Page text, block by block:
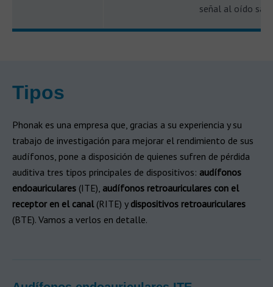
señal al oído
Tipos
Phonak es una empresa que, gracias a su experiencia y su
trabajo de investigación para mejorar el rendimiento de sus
audífonos, pone a disposición de quienes sufren de pérdida
auditiva tres tipos principales de dispositivos: audífonos
endoauriculares (ITE), audífonos retroauriculares con el
receptor en el canal(RITE) y dispositivos retroauriculares
(BTE). Vamos a verlos en detalle.